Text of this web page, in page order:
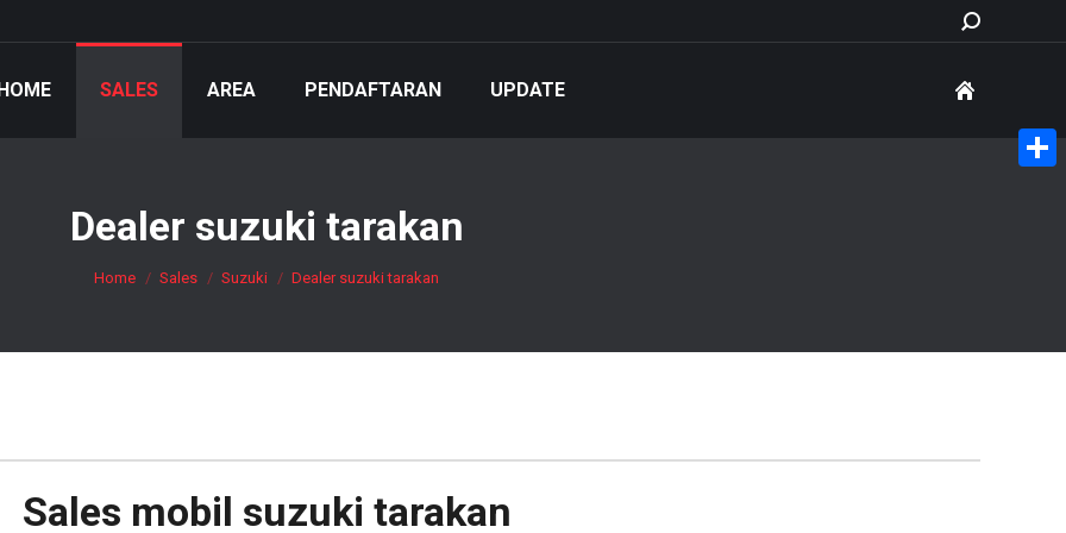
Search:
SALES AREA PENDAFTARAN UPDATE
Dealer suzuki tarakan
You are here:
Home Sales Suzuki Dealer suzuki tarakan
Sales mobil suzuki tarakan